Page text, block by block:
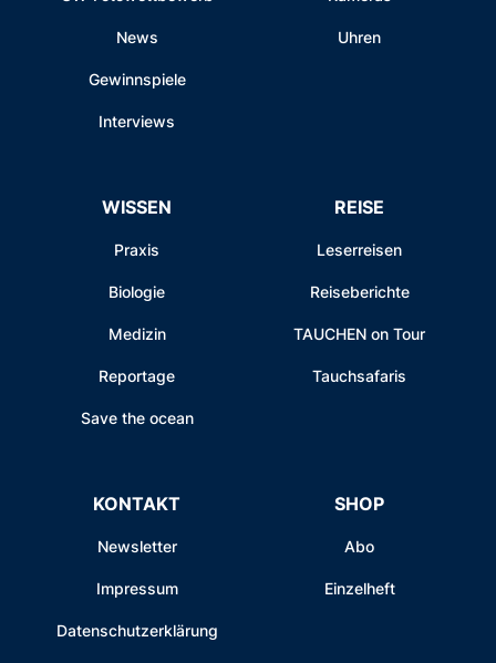
News
Gewinnspiele
Interviews
Uhren
WISSEN
Praxis
Biologie
Medizin
Reportage
Save the ocean
REISE
Leserreisen
Reiseberichte
TAUCHEN on Tour
Tauchsafaris
KONTAKT
Newsletter
Impressum
Datenschutzerklärung
SHOP
Abo
Einzelheft